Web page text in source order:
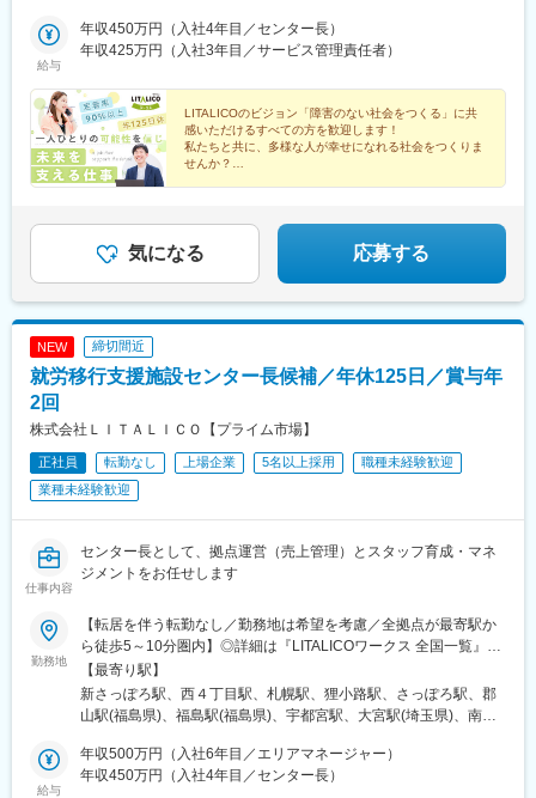
浜都築、川崎、川崎駅前南、二俣川、本厚木、横須賀（新）、大
和（新）、小田原（新）長野県：松本（新）静岡県：静岡、富士
宮、名古屋金山、豊田岐阜県：岐阜大阪府：大阪梅田、住道奈良
県：奈良（新）京都府：京都駅前、京都駅南、山科醍醐、伏見桃
山、四条大宮、四条河原町、烏丸御池、宇治岡山県：倉敷広島
県：広島、広島駅南、広島横川、広島紙屋町・新＝新規開設拠
点。開設前、別拠点配属の可能性あり・詳細：『LITALICOワーク
属先を決定予定。上記以外の拠点希望も歓迎※受動喫煙対策：屋内
全面禁煙
向原駅(東京都)、錦糸町駅、葛西駅、亀有駅、新小岩駅、センター
南駅、本厚木駅、川崎駅、京急川崎駅、二俣川駅、名鉄岐阜駅、
知県)、八事駅、豊田市駅、椥辻駅、京都河原町駅、大宮駅(京都
府)、京都駅、烏丸御池駅、東寺駅、桃山御陵前駅、宇治駅(奈良
線)、北新地駅、住道駅、倉敷市駅、横川駅、立町駅、広島駅、稲
荷町駅(広島県)、新札幌駅、新越谷駅、葭川公園駅、京成西船駅、
新橋駅、日暮里駅、秋葉原駅、九段下駅、大塚駅(東京都)、岐阜
四条駅、四条大宮駅、四条駅(京都市営)、九条駅(京都府)、伏見桃
山駅、東梅田駅、倉敷駅、横川駅(広島県)、紙屋町東駅、松川町
駅、千葉中央駅、東中山駅、虎ノ門駅、西日暮里駅、神田駅(東京
横川一丁目駅、県庁前駅(広島県)、猿猴橋町駅、的場町駅
給与
年収450万円（入社4年目／センター長）
年収425万円（入社3年目／サービス管理責任者）
LITALICOのビジョン「障害のない社会をつくる」に共
感いただけるすべての方を歓迎します！
私たちと共に、多様な人が幸せになれる社会をつくりま
せんか？
◎オンライン事業説明会開催中
気になる 応募する
NEW 締切間近
就労移行支援施設センター長候補／年休125日／賞与年
2回
株式会社ＬＩＴＡＬＩＣＯ【プライム市場】
正社員 転勤なし 上場企業 5名以上採用
職種未経験歓迎
業種未経験歓迎
仕事内容
センター長として、拠点運営（売上管理）とスタッフ育成・マネ
ジメントをお任せします
勤務地
【転居を伴う転勤なし／勤務地は希望を考慮／全拠点が最寄駅か
ら徒歩5～10分圏内】◎詳細は『LITALICOワークス 全国一覧』の
検索でご確認いただけます。■北海道：札幌、函館■福島県：福
島、郡山■栃木県：宇都宮■埼玉県：さいたま、和光、所沢、越
谷、草加、朝霞■千葉県：千葉、柏、船橋、松戸、市原■東京都：
横須賀、大和、厚木■静岡県：静岡、浜松、富士■愛知県：名古
屋、春日井、尾張旭、豊明、一宮、豊田、岡崎■新潟県：新潟■富
【最寄り駅】
新さっぽろ駅、西４丁目駅、札幌駅、狸小路駅、さっぽろ駅、郡
山駅(福島県)、福島駅(福島県)、宇都宮駅、大宮駅(埼玉県)、南与
柏駅、西船橋駅、松戸駅、水道橋駅、錦糸町駅、岩本町駅、日暮
里駅(舎人ライナー)、葛西駅、新板橋駅、亀有駅、新小岩駅、向原
給与
年収500万円（入社6年目／エリアマネージャー）
年収450万円（入社4年目／センター長）